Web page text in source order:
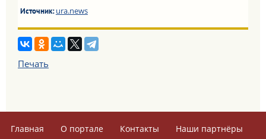
Источник:ura.news
Печать
Главная О портале Контакты Наши партнёры